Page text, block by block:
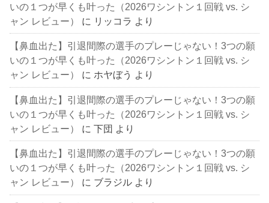
いの１つが早くも叶った（2026ワシントン１回戦 vs. シ
ャン レビュー）
に リッコラ より
【鼻血出た】引退間際の選手のプレーじゃない！3つの願
いの１つが早くも叶った（2026ワシントン１回戦 vs. シ
ャン レビュー）
に ホヤぼう より
【鼻血出た】引退間際の選手のプレーじゃない！3つの願
いの１つが早くも叶った（2026ワシントン１回戦 vs. シ
ャン レビュー）
に下団 より
【鼻血出た】引退間際の選手のプレーじゃない！3つの願
いの１つが早くも叶った（2026ワシントン１回戦 vs. シ
ャン レビュー）
に ブラジル より